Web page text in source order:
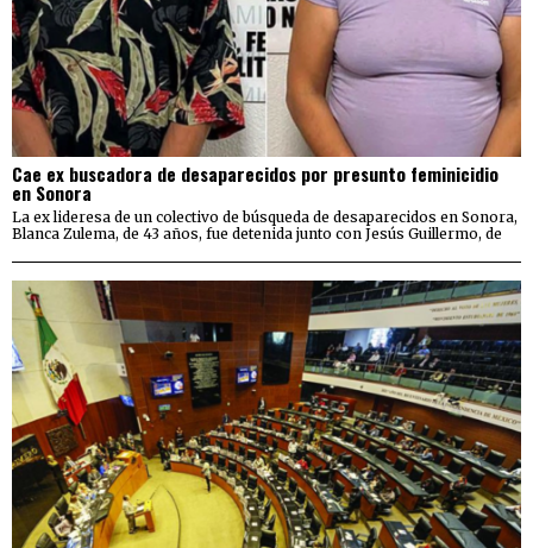
Cae ex buscadora de desaparecidos por presunto feminicidio
en Sonora
La ex lideresa de un colectivo de búsqueda de desaparecidos en Sonora,
Blanca Zulema, de 43 años, fue detenida junto con Jesús Guillermo, de